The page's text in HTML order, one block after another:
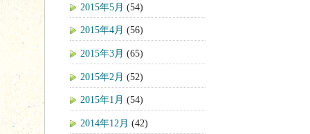
2015年5月 (54)
2015年4月 (56)
2015年3月 (65)
2015年2月 (52)
2015年1月 (54)
2014年12月 (42)